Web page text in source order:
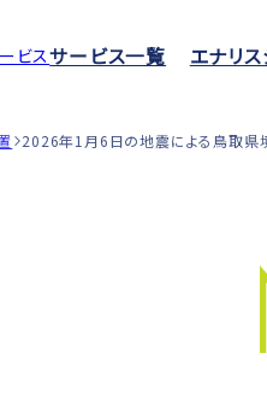
ビスサービス一覧 エナリ
2026年1月6日の地震による鳥取県